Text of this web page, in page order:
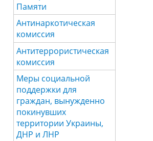
Памяти
Антинаркотическая
комиссия
Антитеррористическая
комиссия
Меры социальной
поддержки для
граждан, вынужденно
покинувших
территории Украины,
ДНР и ЛНР